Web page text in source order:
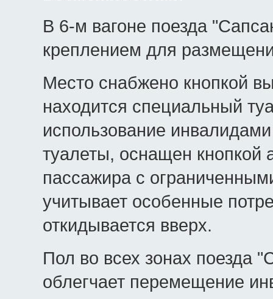
В 6-м вагоне поезда
креплением для
Место снабжено кнопкой
находится специальный
использование
туалеты, оснащен кнопкой
пассажира с
учитывает особенные
откидывается вверх.
Пол во всех зонах поезда
облегчает перемещение